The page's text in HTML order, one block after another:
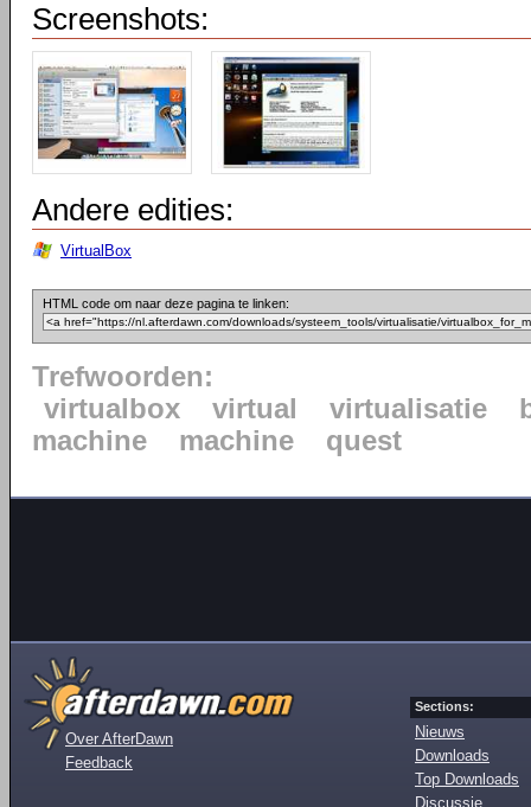
Screenshots:
Andere edities:
VirtualBox
HTML code om naar deze pagina te linken:
Trefwoorden:
virtualbox
virtual virtualisatie
machine
machine quest
Over AfterDawn
Feedback
Sections:
Nieuws
Downloads
Top Downloads
Discussie